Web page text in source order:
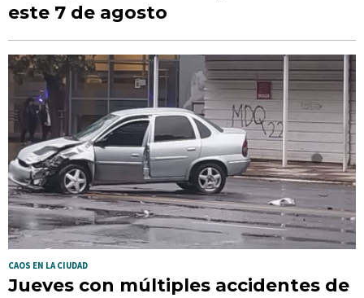
este 7 de agosto
CAOS EN LA CIUDAD
Jueves con múltiples accidentes de